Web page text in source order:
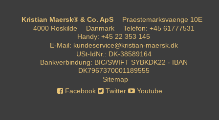
Kristian Maersk® & Co. ApS
Praestemarksvaenge 10E
4000 Roskilde
Danmark Telefon: +45 61777531
Handy: +45 22 353 145
E-Mail: kundeservice@kristian-maersk.dk
USt-IdNr. : DK-38589164
Bankverbindung: BIC/SWIFT SYBKDK22 - IBAN
DK7967370001189555
Sitemap
Facebook
Twitter Youtube